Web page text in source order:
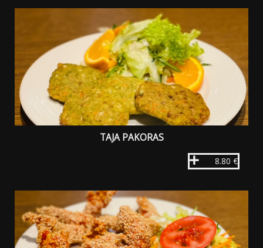
TAJA PAKORAS
8.80 €